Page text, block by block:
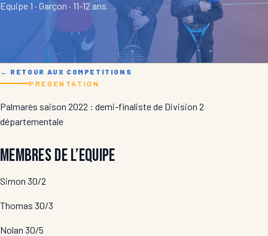
Equipe 1 · Garçon · 11-12 ans
← RETOUR AUX COMPETITIONS
PRESENTATION
Palmarès saison 2022 : demi-finaliste de Division 2
départementale
Membres de l’equipe
Simon 30/2
Thomas 30/3
Nolan 30/5